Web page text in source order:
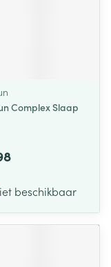
Complex Slaap
beschikbaar